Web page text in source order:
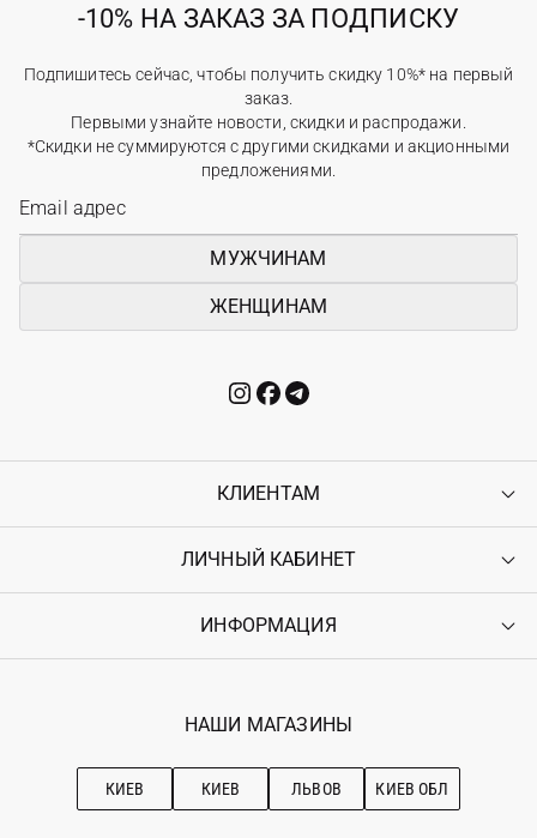
-10% НА ЗАКАЗ ЗА ПОДПИСКУ
Подпишитесь сейчас, чтобы получить скидку 10%* на первый
заказ.
Первыми узнайте новости, скидки и распродажи.
*Скидки не суммируются с другими скидками и акционными
предложениями.
МУЖЧИНАМ
ЖЕНЩИНАМ
КЛИЕНТАМ
Контакты
Возврат
Гарантия
ЛИЧНЫЙ КАБИНЕТ
Войти
Ostriv Club+
ИНФОРМАЦИЯ
Наши магазини
Рекомендации по уходу
НАШИ МАГАЗИНЫ
КИЕВ КИЕВ ЛЬВОВ КИЕВ ОБЛ